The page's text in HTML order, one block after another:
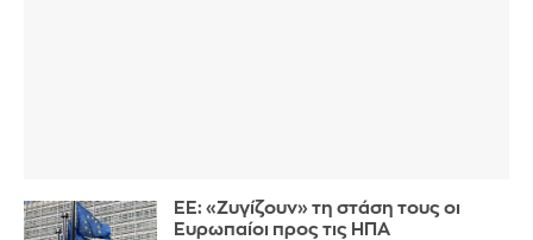
ΕΕ: «Ζυγίζουν» τη στάση τους οι
Ευρωπαίοι προς τις ΗΠΑ